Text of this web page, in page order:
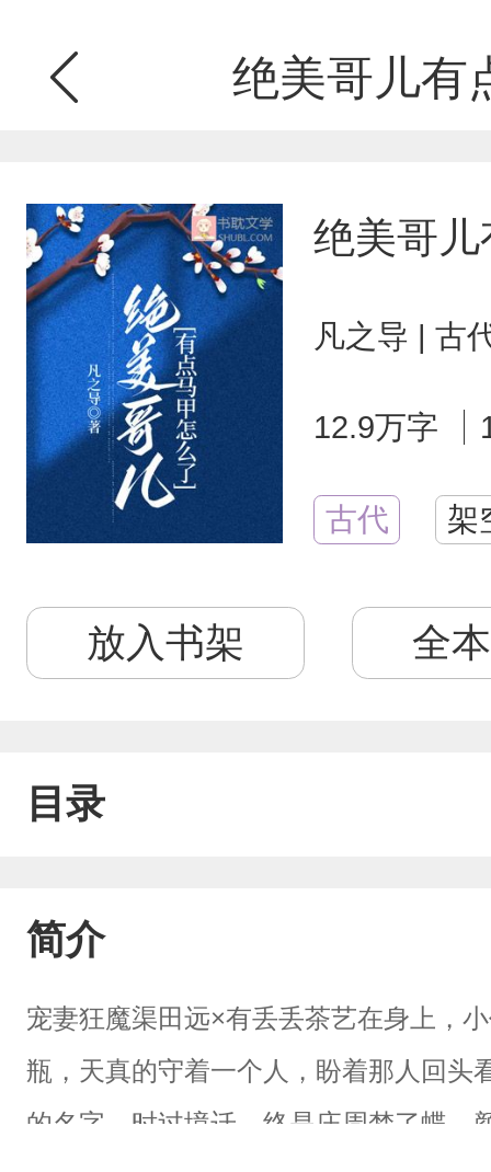
绝美哥儿有
绝美哥
凡之导 | 古
12.9万字
古代 架
放入书架 全
目录
简介
宠妻狂魔渠田远×有丢丢茶艺在身上，
瓶，天真的守着一个人，盼着那人回头
的名字。时过境迁，终是庄周梦了蝶。